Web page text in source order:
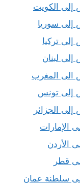
إلى الكويت
إلى سوريا
تركيا
لبنان
الى المغرب
إلى تونس
الجزائر
الإمارات
الأردن
قطر
سلطنة عمان